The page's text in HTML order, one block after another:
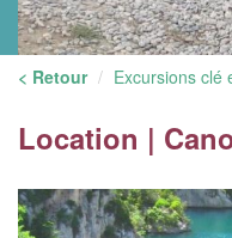
< Retour Excursions clé
Location |